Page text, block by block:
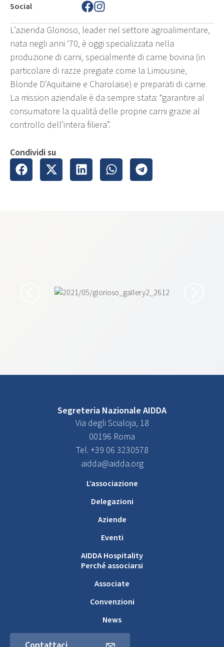
Social
L’azienda Glorioso, leader nel settore agroalimentare,
nata negli anni ‘70, è oggi specializzata nella
produzione di carni, specialmente di carne bovina (in
particolare di razze pregiate come la Limousine,
Blonde D’Aquitaine e Charolaise) e preparati di carne.
La mission aziendale è da sempre stata: “garantire al
consumatore la qualità delle proprie carni grazie al
controllo dell’intera filiera”.
Condividi su
Segreteria Nazionale AIDDA
Via degli Scialoja, 18
00196 Roma
Tel. +39 06 3230578
aidda@aidda.org
L’associazione
Delegazioni
Aziende
Eventi
AIDDA Hospitality
Perché associarsi
Associate
Convenzioni
News